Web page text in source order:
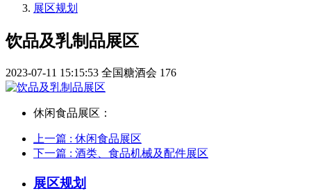
展区规划
饮品及乳制品展区
2023-07-11 15:15:53 全国糖酒会 176
休闲食品展区：
上一篇 : 休闲食品展区
下一篇 : 酒类、食品机械及配件展区
展区规划